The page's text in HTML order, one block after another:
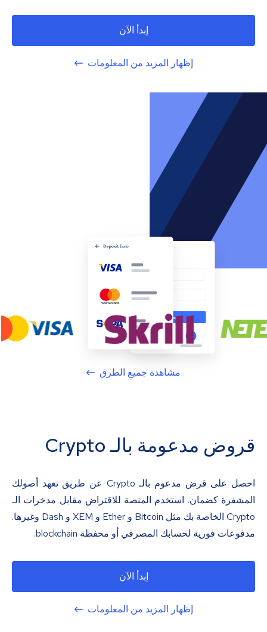
إبدأ الآن
إظهار المزيد من المعلومات
مشاهدة جميع الطرق
قروض مدعومة بالـ Crypto
احصل على قرض مدعوم بالـ Crypto عن طريق تعهد أصولك
المشفرة كضمان. استخدم المنصة للاقتراض مقابل مدخرات الـ
Crypto الخاصة بك مثل Bitcoin و Ether و XEM و Dash وغيرها.
مدفوعات فورية لحسابك المصرفي أو محفظة blockchain.
إبدأ الآن
إظهار المزيد من المعلومات